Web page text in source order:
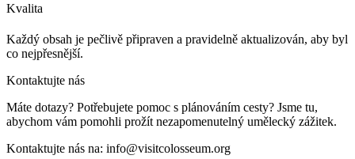
Kvalita
Každý obsah je pečlivě připraven a pravidelně aktualizován, aby byl
co nejpřesnější.
Kontaktujte nás
Máte dotazy? Potřebujete pomoc s plánováním cesty? Jsme tu,
abychom vám pomohli prožít nezapomenutelný umělecký zážitek.
Kontaktujte nás na: info@visitcolosseum.org